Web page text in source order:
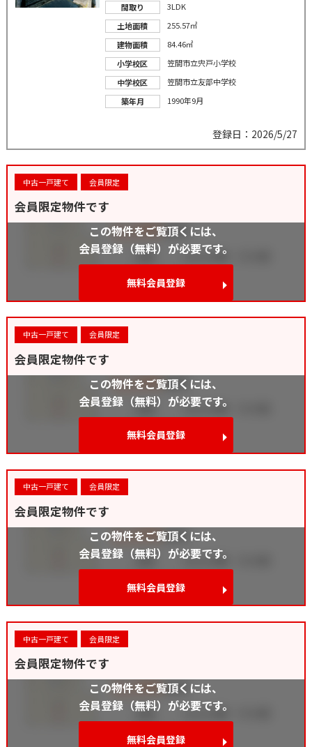
間取り
3LDK
土地面積
255.57㎡
建物面積
84.46㎡
小学校区
笠間市立宍戸小学校
中学校区
笠間市立友部中学校
築年月
1990年9月
登録日：2026/5/27
中古一戸建て 会員限定
会員限定物件です
この物件をご覧頂くには、
会員登録（無料）が必要です。
無料会員登録
中古一戸建て 会員限定
会員限定物件です
この物件をご覧頂くには、
会員登録（無料）が必要です。
無料会員登録
中古一戸建て 会員限定
会員限定物件です
この物件をご覧頂くには、
会員登録（無料）が必要です。
無料会員登録
中古一戸建て 会員限定
会員限定物件です
この物件をご覧頂くには、
会員登録（無料）が必要です。
無料会員登録